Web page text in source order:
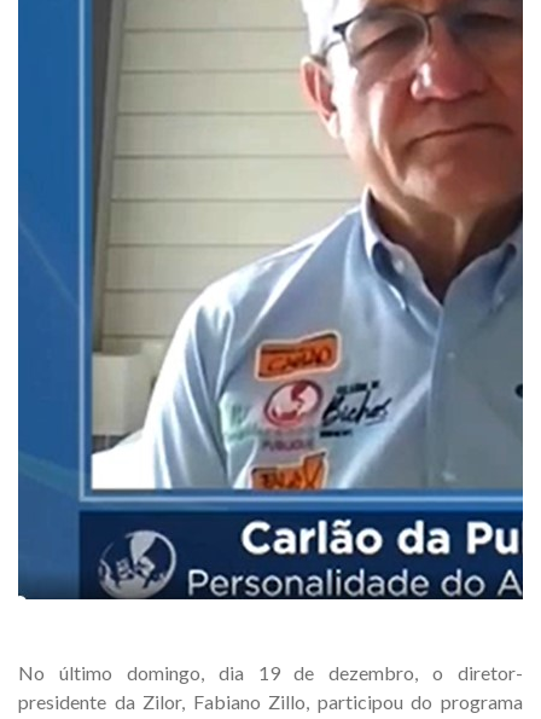
No último domingo, dia 19 de dezembro, o diretor-
presidente da Zilor, Fabiano Zillo, participou do programa